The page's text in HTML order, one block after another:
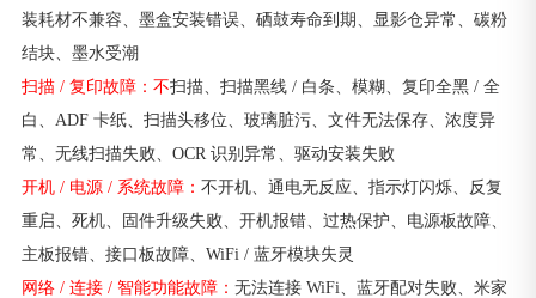
装耗材不兼容、墨盒安装错误、硒鼓寿命到期、显影仓异常、碳粉
结块、墨水受潮
扫描 / 复印故障：不扫描、扫描黑线 / 白条、模糊、复印全黑 / 全
白、ADF 卡纸、扫描头移位、玻璃脏污、文件无法保存、浓度异
常、无线扫描失败、OCR 识别异常、驱动安装失败
开机 / 电源 / 系统故障： 不开机、通电无反应、指示灯闪烁、反复
重启、死机、固件升级失败、开机报错、过热保护、电源板故障、
主板报错、接口板故障、WiFi / 蓝牙模块失灵
网络 / 连接 / 智能功能故障： 无法连接 WiFi、蓝牙配对失败、米家